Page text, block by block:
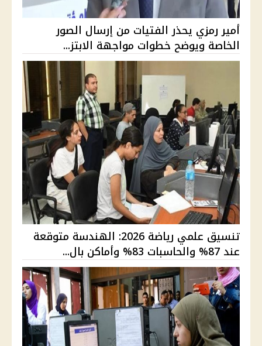
أمير رمزي يحذر الفتيات من إرسال الصور
الخاصة ويوضح خطوات مواجهة الابتز...
تنسيق علمي رياضة 2026: الهندسة متوقعة
عند 87% والحاسبات 83% وأماكن بال...